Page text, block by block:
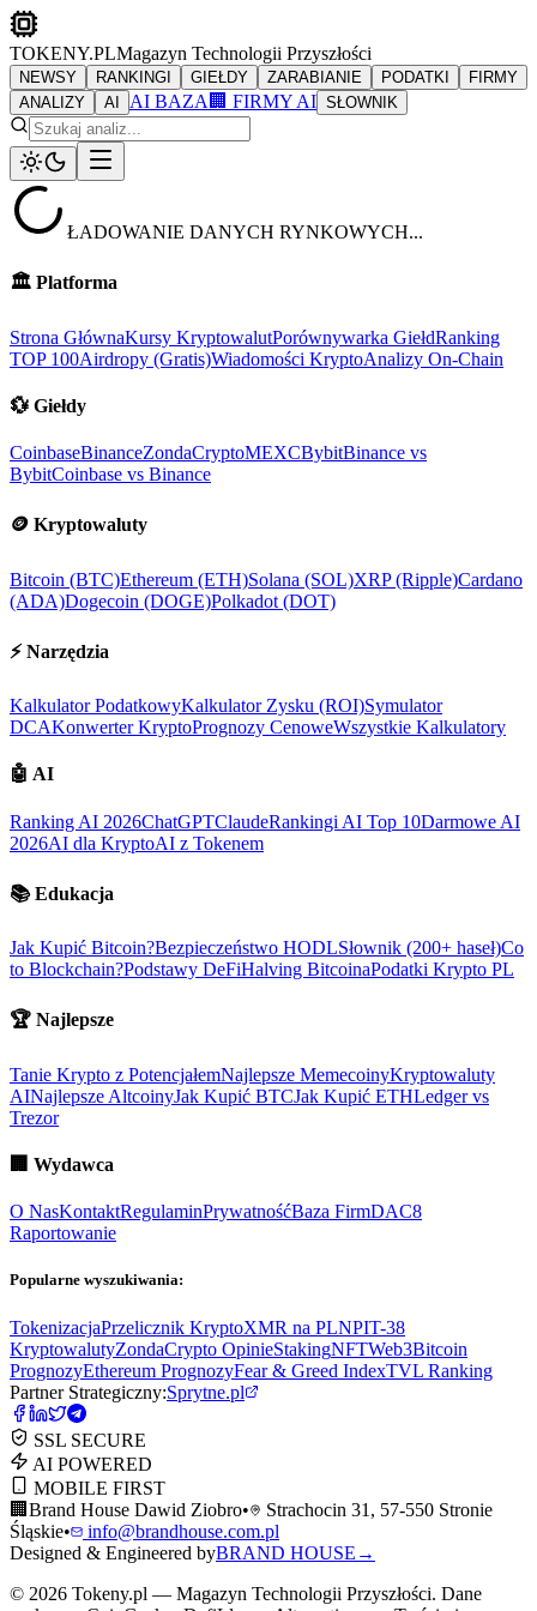
TOKENY.PLMagazyn Technologii Przyszłości
NEWSY RANKINGI GIEŁDY ZARABIANIE PODATKI
FIRMY
ANALIZY
AI AI BAZA 🏢 FIRMY AI SŁOWNIK
ŁADOWANIE DANYCH RYNKOWYCH...
🏛️ Platforma
Strona GłównaKursy KryptowalutPorównywarka GiełdRanking
TOP 100Airdropy (Gratis)Wiadomości KryptoAnalizy On-Chain
💱 Giełdy
CoinbaseBinanceZondaCryptoMEXCBybitBinance vs
BybitCoinbase vs Binance
🪙 Kryptowaluty
Bitcoin (BTC)Ethereum (ETH)Solana (SOL)XRP (Ripple)Cardano
(ADA)Dogecoin (DOGE)Polkadot (DOT)
⚡ Narzędzia
Kalkulator PodatkowyKalkulator Zysku (ROI)Symulator
DCAKonwerter KryptoPrognozy CenoweWszystkie Kalkulatory
🤖 AI
Ranking AI 2026ChatGPTClaudeRankingi AI Top 10Darmowe AI
2026AI dla KryptoAI z Tokenem
📚 Edukacja
Jak Kupić Bitcoin?Bezpieczeństwo HODLSłownik (200+ haseł)Co
to Blockchain?Podstawy DeFiHalving BitcoinaPodatki Krypto PL
🏆 Najlepsze
Tanie Krypto z PotencjałemNajlepsze MemecoinyKryptowaluty
AINajlepsze AltcoinyJak Kupić BTCJak Kupić ETHLedger vs
Trezor
🏢 Wydawca
O NasKontaktRegulaminPrywatnośćBaza FirmDAC8
Raportowanie
Popularne wyszukiwania:
TokenizacjaPrzelicznik KryptoXMR na PLNPIT-38
KryptowalutyZondaCrypto OpinieStakingNFTWeb3Bitcoin
PrognozyEthereum PrognozyFear & Greed IndexTVL Ranking
Partner Strategiczny:Sprytne.pl
SSL SECURE
AI POWERED
MOBILE FIRST
🏢 Brand House Dawid Ziobro•
Strachocin 31, 57-550 Stronie
Śląskie•
info@brandhouse.com.pl
Designed & Engineered byBRAND HOUSE →
© 2026 Tokeny.pl — Magazyn Technologii Przyszłości. Dane